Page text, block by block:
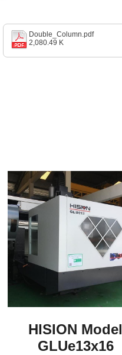
Double_Column.pdf
2,080.49 K
HISION Model
GLUe13x16